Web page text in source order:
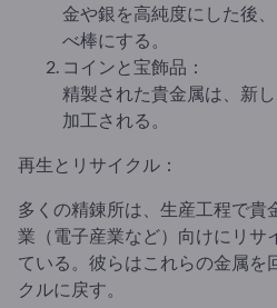
金や銀を高純度にした後
べ棒にする。
コインと宝飾品：
精製された貴金属は、新
加工される。
再生とリサイクル：
多くの精錬所は、生産工程で貴
業（電子産業など）向けにリサ
ている。彼らはこれらの金属を
クルに戻す。